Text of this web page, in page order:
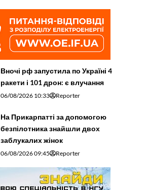
Вночі рф запустила по Україні 4
ракети і 101 дрон: є влучання
06/08/2026 10:33 Reporter
На Прикарпатті за допомогою
безпілотника знайшли двох
заблукалих жінок
06/08/2026 09:45 Reporter